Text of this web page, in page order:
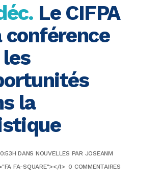
Le CIFPA
conférence
la
DANS NOUVELLES PAR JOSEANM
FA-SQUARE"></I> 0 COMMENTAIRES